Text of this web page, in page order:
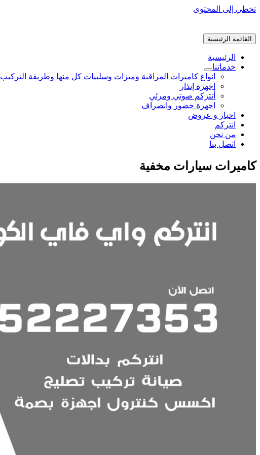
تخطي إلى المحتوى
القائمة الرئيسية
الرئيسية
خدماتنا
انواع كاميرات المراقبة وميزات وسلبيات كل منها وطريقة التركيب
اجهزة إنذار
أنتركم صوتي ومرئي
اجهزة حضور وانصراف
اخبار و عروض
انتركم
من نحن
اتصل بنا
كاميرات سيارات مخفية